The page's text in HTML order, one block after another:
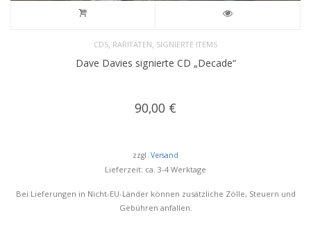
CDS RARITÄTEN SIGNIERTE ITEMS
Dave Davies signierte CD „Decade“
90,00 €
zzgl. Versand
Lieferzeit: ca. 3-4 Werktage
Bei Lieferungen in Nicht-EU-Länder können zusätzliche Zölle, Steuern und
Gebühren anfallen.